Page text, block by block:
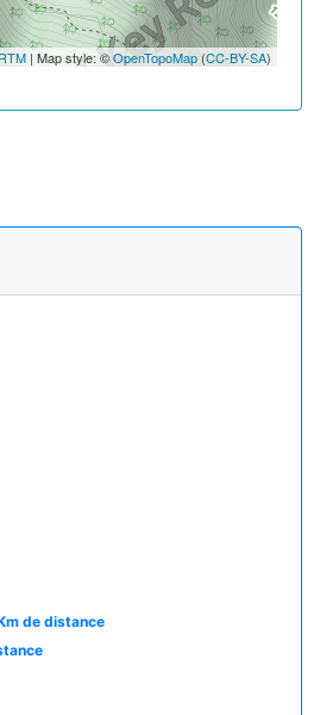
| Map style: ©OpenTopoMap (CC-BY-SA)
de distance